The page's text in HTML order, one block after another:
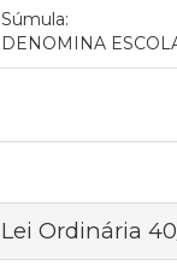
Súmula:
DENOMINA
Lei Ordinária